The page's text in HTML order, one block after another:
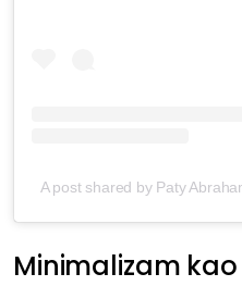
A post shared by Paty
Minimalizam